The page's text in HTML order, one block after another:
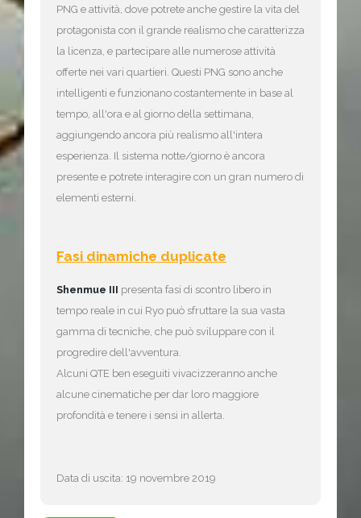
PNG e attività, dove potrete anche gestire la vita del
protagonista con il grande realismo che caratterizza
la licenza, e partecipare alle numerose attività
offerte nei vari quartieri. Questi PNG sono anche
intelligenti e funzionano costantemente in base al
tempo, all'ora e al giorno della settimana,
aggiungendo ancora più realismo all'intera
esperienza. Il sistema notte/giorno è ancora
presente e potrete interagire con un gran numero di
elementi esterni.
Fasi dinamiche duplicate
Shenmue III presenta fasi di scontro libero in
tempo reale in cui Ryo può sfruttare la sua vasta
gamma di tecniche, che può sviluppare con il
progredire dell'avventura.
Alcuni QTE ben eseguiti vivacizzeranno anche
alcune cinematiche per dar loro maggiore
profondità e tenere i sensi in allerta.
Data di uscita: 19 novembre 2019